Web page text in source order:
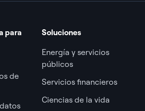
para
de
Soluciones
Energía y servicios
públicos
Servicios financieros
Ciencias de la vida